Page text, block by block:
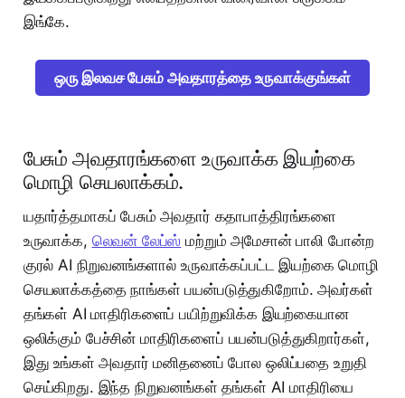
இங்கே.
ஒரு இலவச பேசும் அவதாரத்தை உருவாக்குங்கள்
பேசும் அவதாரங்களை உருவாக்க இயற்கை
மொழி செயலாக்கம்.
யதார்த்தமாகப் பேசும் அவதார் கதாபாத்திரங்களை
உருவாக்க, லெவன் லேப்ஸ் மற்றும் அமேசான் பாலி போன்ற
குரல் AI நிறுவனங்களால் உருவாக்கப்பட்ட இயற்கை மொழி
செயலாக்கத்தை நாங்கள் பயன்படுத்துகிறோம். அவர்கள்
தங்கள் AI மாதிரிகளைப் பயிற்றுவிக்க இயற்கையான
ஒலிக்கும் பேச்சின் மாதிரிகளைப் பயன்படுத்துகிறார்கள்,
இது உங்கள் அவதார் மனிதனைப் போல ஒலிப்பதை உறுதி
செய்கிறது. இந்த நிறுவனங்கள் தங்கள் AI மாதிரியை